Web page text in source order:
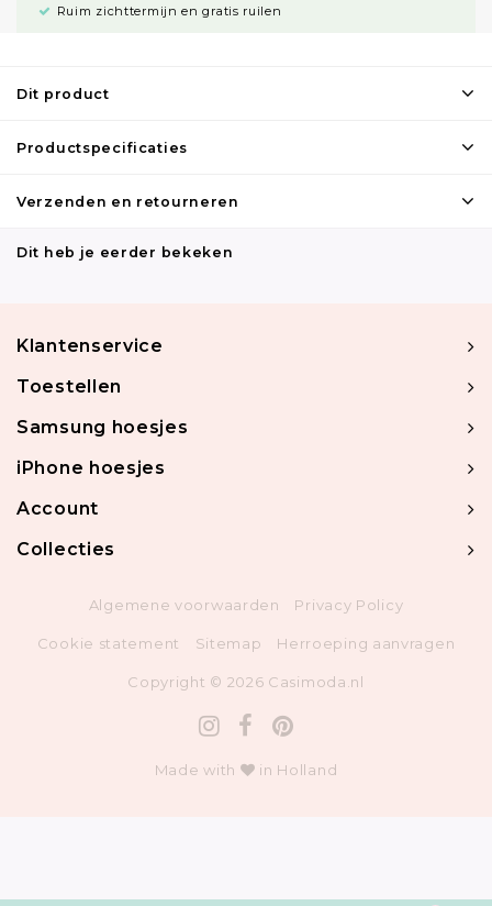
Ruim zichttermijn en gratis ruilen
Dit product
Productspecificaties
Verzenden en retourneren
Dit heb je eerder bekeken
Klantenservice
Toestellen
Samsung hoesjes
iPhone hoesjes
Account
Collecties
Algemene voorwaarden Privacy Policy
Cookie statement Sitemap Herroeping aanvragen
Copyright © 2026 Casimoda.nl
Made with in Holland